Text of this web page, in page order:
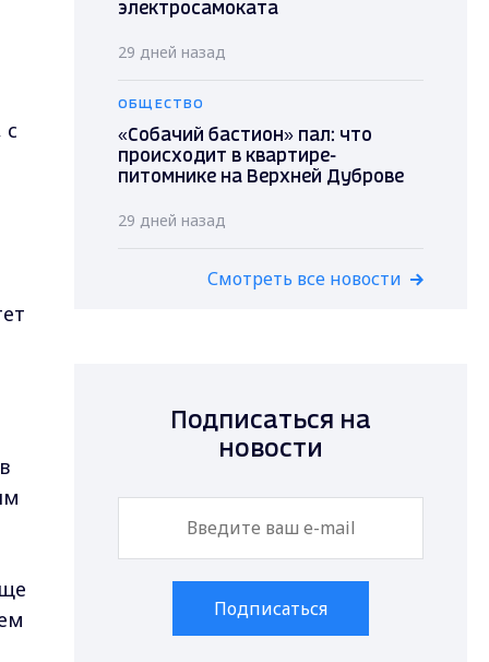
электросамоката
29 дней назад
ОБЩЕСТВО
«Собачий бастион» пал: что
происходит в квартире-
питомнике на Верхней Дуброве
29 дней назад
Смотреть все новости
Подписаться на
новости
Подписаться